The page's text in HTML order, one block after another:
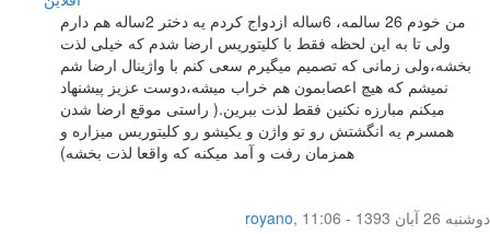
من خودم 26 سالمه، 6ساله ازدواج کردم یه دختر 2ساله هم دارم
ولی تا به این لحظه فقط با کلیتوریس ارضا شدم که خیلی لذت
بخشه،ولی زمانی که تصمیم میگیرم سعی کنم با واژینال ارضا شم
نمیشم که هیچ اعصابمون هم خراب میشه،دوست عزیز پیشنهاد
میکنم مبارزه نکنین فقط لذت ببرین.( راستی موقع ارضا شدن
همسرم یه انگشتش رو تو واژن و یکیشو رو کلیتوریس میزاره و
همزمان رفت و آمد میکنه که واقعا لذت بخشه)
royano,
دوشنبه 26 آبان 1393 - 11:06